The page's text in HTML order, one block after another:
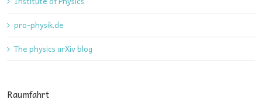
pro-physik.de
The physics arXiv blog
Raumfahrt